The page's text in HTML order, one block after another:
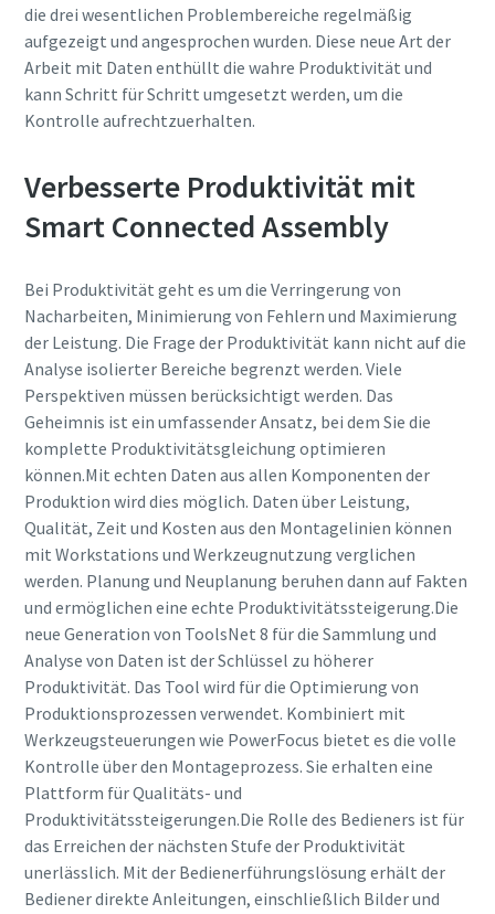
die drei wesentlichen Problembereiche regelmäßig
aufgezeigt und angesprochen wurden. Diese neue Art der
Arbeit mit Daten enthüllt die wahre Produktivität und
kann Schritt für Schritt umgesetzt werden, um die
Kontrolle aufrechtzuerhalten.
Verbesserte Produktivität mit
Smart Connected Assembly
Bei Produktivität geht es um die Verringerung von
Nacharbeiten, Minimierung von Fehlern und Maximierung
der Leistung. Die Frage der Produktivität kann nicht auf die
Analyse isolierter Bereiche begrenzt werden. Viele
Perspektiven müssen berücksichtigt werden. Das
Geheimnis ist ein umfassender Ansatz, bei dem Sie die
komplette Produktivitätsgleichung optimieren
können.Mit echten Daten aus allen Komponenten der
Produktion wird dies möglich. Daten über Leistung,
Qualität, Zeit und Kosten aus den Montagelinien können
mit Workstations und Werkzeugnutzung verglichen
werden. Planung und Neuplanung beruhen dann auf Fakten
und ermöglichen eine echte Produktivitätssteigerung.Die
neue Generation von ToolsNet 8 für die Sammlung und
Analyse von Daten ist der Schlüssel zu höherer
Produktivität. Das Tool wird für die Optimierung von
Produktionsprozessen verwendet. Kombiniert mit
Werkzeugsteuerungen wie PowerFocus bietet es die volle
Kontrolle über den Montageprozess. Sie erhalten eine
Plattform für Qualitäts- und
Produktivitätssteigerungen.Die Rolle des Bedieners ist für
das Erreichen der nächsten Stufe der Produktivität
unerlässlich. Mit der Bedienerführungslösung erhält der
Bediener direkte Anleitungen, einschließlich Bilder und